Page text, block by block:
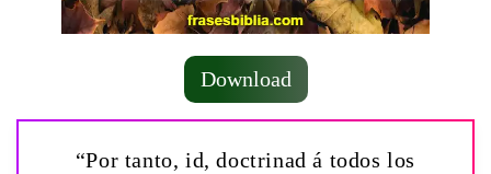
Download
“Por tanto, id, doctrinad á todos los